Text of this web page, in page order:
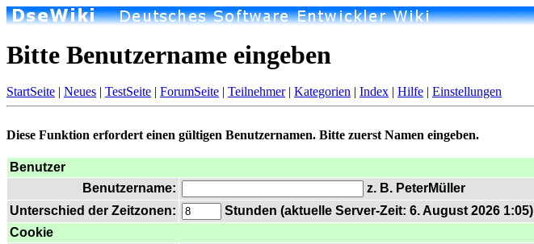
Bitte Benutzername eingeben
StartSeite | Neues | TestSeite | ForumSeite | Teilnehmer| Kategorien | Index | Hilfe | Einstellungen
Diese Funktion erfordert einen gültigen Benutzernamen. Bitte zuerst Namen eingeben.
Benutzer
Benutzername:
z. B. PeterMüller
Unterschied der Zeitzonen:
Stunden (aktuelle Server-Zeit: 6. August 2026 1:05)
Cookie